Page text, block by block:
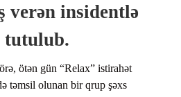
verən insidentlə
tutulub.
ötən gün “Relax” istirahət
təmsil olunan bir qrup şəxs